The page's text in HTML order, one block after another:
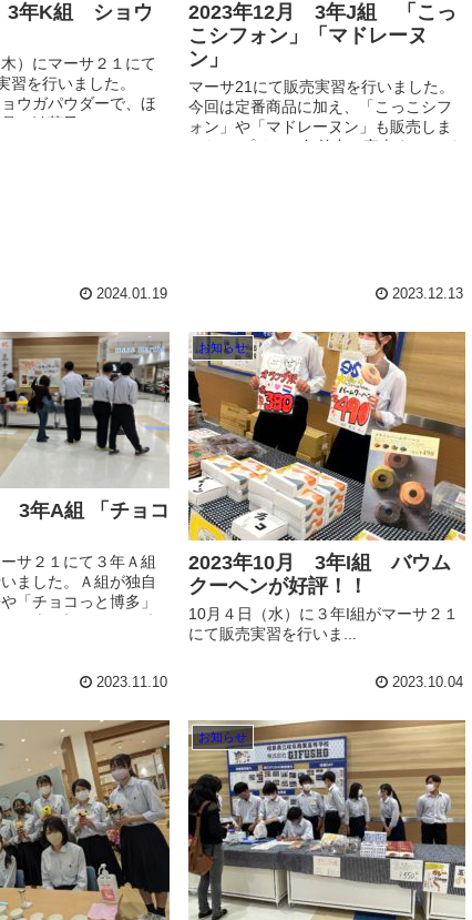
年K組 ショウ
）にマーサ２１にて
習を行いました。
ウガパウダーで、ほ
の鮎菓子とマフィン
2024.01.19
2023年12月 3年J組 「こっ
こシフォン」「マドレーヌ
ン」
マーサ21にて販売実習を行いました。
今回は定番商品に加え、「こっこシフ
ォン」や「マドレーヌン」も販売しま
した。 プリンは午前中に完売するほど
2023.12.13
3年A組 「チョコ
サ２１にて３年Ａ組
ました。Ａ組が独自
「チョコっと博多」
2023.11.10
お知らせ
2023年10月 3年I組 バウム
クーヘンが好評！！
10月４日（水）に３年I組がマーサ２１
にて販売実習を行いま...
2023.10.04
お知らせ